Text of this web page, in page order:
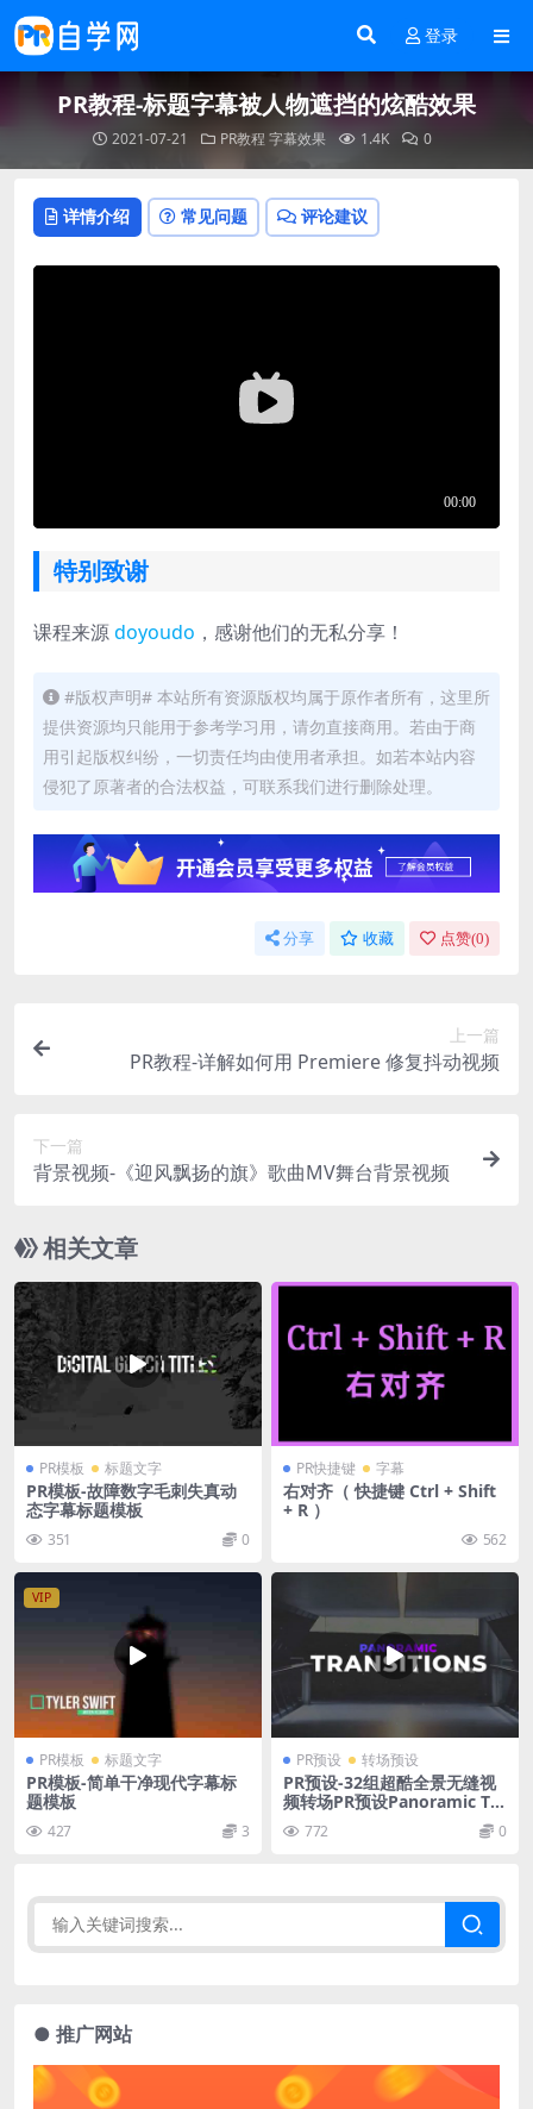
登录
PR教程-标题字幕被人物遮挡的炫酷效果
2021-07-21 PR教程 字幕效果 1.4K 0
详情介绍 常见问题 评论建议
特别致谢
课程来源doyoudo ，感谢他们的无私分享！
#版权声明# 本站所有资源版权均属于原作者所有，这里所
提供资源均只能用于参考学习用，请勿直接商用。若由于商
用引起版权纠纷，一切责任均由使用者承担。如若本站内容
侵犯了原著者的合法权益，可联系我们进行删除处理。
分享 收藏 点赞(0)
上一篇
PR教程-详解如何用 Premiere 修复抖动视频
下一篇
背景视频-《迎风飘扬的旗》歌曲MV舞台背景视频
相关文章
PR模板 标题文字
PR模板-故障数字毛刺失真动
态字幕标题模板
351 0
PR快捷键 字幕
右对齐（ 快捷键 Ctrl + Shift
+ R ）
562
VIP
PR模板 标题文字
PR模板-简单干净现代字幕标
题模板
427 3
PR预设 转场预设
PR预设-32组超酷全景无缝视
频转场PR预设Panoramic Tra
nsitions
772 0
● 推广网站